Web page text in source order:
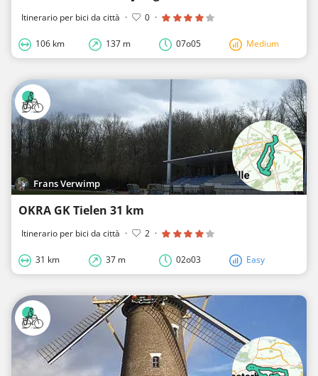
Itinerario per bici da città · 0 ·
106 km 137 m 07o05 Medium
Frans Verwimp
OKRA GK Tielen 31 km
Itinerario per bici da città · 2 ·
31 km 37 m 02o03 Easy